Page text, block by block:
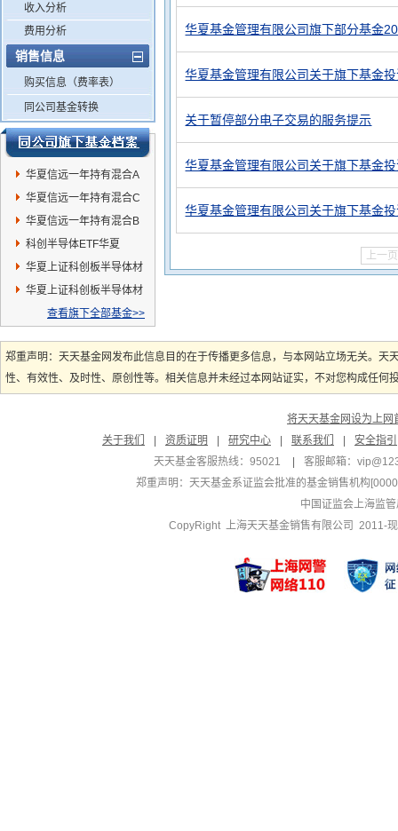
收入分析
费用分析
销售信息
购买信息（费率表）
同公司基金转换
华夏信远一年持有混合A
华夏信远一年持有混合C
华夏信远一年持有混合B
科创半导体ETF华夏
华夏上证科创板半导体材
料设备主题ETF发起式联
华夏上证科创板半导体材
料设备主题ETF发起式联
查看旗下全部基金>>
华夏基金管理有限公司旗下部分基金
华夏基金管理有限公司关于旗下基金
关于暂停部分电子交易的服务提示
华夏基金管理有限公司关于旗下基金
华夏基金管理有限公司关于旗下基金
上一页
郑重声明：天天基金网发布此信息目的在于传播更多信息，与本网站立场无关。
性、有效性、及时性、原创性等。相关信息并未经过本网站证实，不对您构成任
将天天基金网设为上网
关于我们
资质证明 研究中心 联系我们
安全指引
天天基金客服热线：95021
客服邮箱：
郑重声明：天天基金系证监会批准的基金销售机构
中国证监会上海监
CopyRight 上海天天基金销售有限公司 2011-